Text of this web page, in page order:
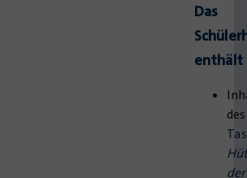
Das
enthält
des
der